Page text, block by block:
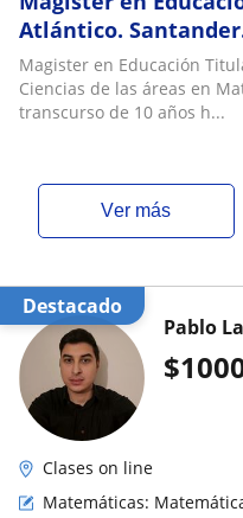
Atlántico.
Física y Química en
Magister en Educación
Ciencias de las áreas en
transcurso de 10 años h...
ver más
Destacado
$
Pablo
Clases on line
Matemáticas: